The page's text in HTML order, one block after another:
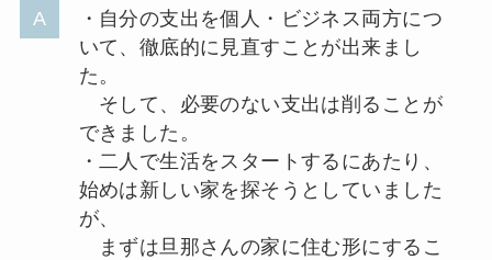
・自分の支出を個人・ビジネス両方につ
いて、徹底的に見直すことが出来まし
た。
そして、必要のない支出は削ることが
できました。
・二人で生活をスタートするにあたり、
始めは新しい家を探そうとしていました
が、
まずは旦那さんの家に住む形にするこ